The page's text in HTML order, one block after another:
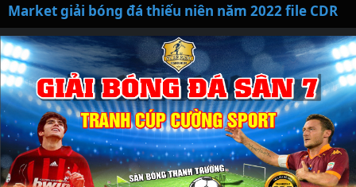
Market giải bóng đá thiếu niên năm 2022 file CDR